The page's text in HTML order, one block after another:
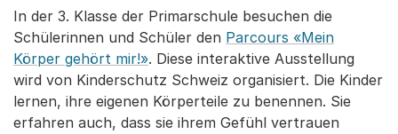
In der 3. Klasse der Primarschule besuchen die
Schülerinnen und Schüler den Parcours «Mein
Körper gehört mir!». Diese interaktive Ausstellung
wird von Kinderschutz Schweiz organisiert. Die Kinder
lernen, ihre eigenen Körperteile zu benennen. Sie
erfahren auch, dass sie ihrem Gefühl vertrauen